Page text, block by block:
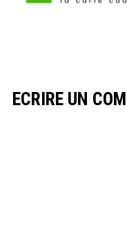
ECRIRE UN